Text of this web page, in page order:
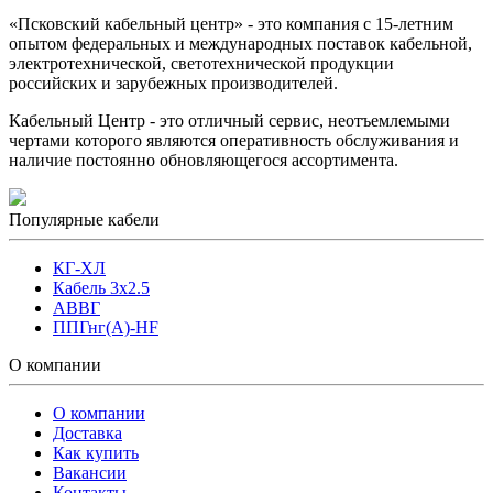
«Псковский кабельный центр» - это компания с 15-летним
опытом федеральных и международных поставок кабельной,
электротехнической, светотехнической продукции
российских и зарубежных производителей.
Кабельный Центр - это отличный сервис, неотъемлемыми
чертами которого являются оперативность обслуживания и
наличие постоянно обновляющегося ассортимента.
Популярные кабели
КГ-ХЛ
Кабель 3x2.5
АВВГ
ППГнг(А)-HF
О компании
О компании
Доставка
Как купить
Вакансии